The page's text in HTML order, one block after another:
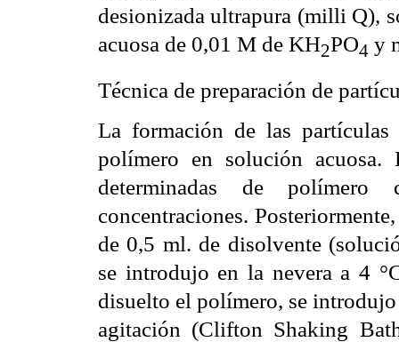
desionizada ultrapura (milli Q),
acuosa de 0,01 M de KH2PO4 y
Técnica de preparación de
La formación de las
polímero en solución acuosa.
determinadas de
concentraciones.
de 0,5 ml. de disolvente
se introdujo en la nevera a 4
disuelto el polímero, se
agitación (Clifton Shaking